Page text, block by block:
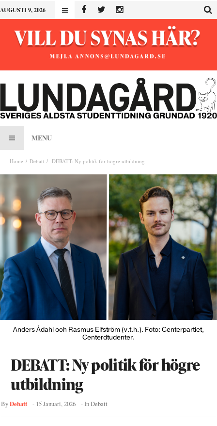
AUGUSTI 9, 2026
MENU
Home Debatt DEBATT: Ny politik för högre utbildning
Anders Ådahl och Rasmus Elfström (v.t.h.). Foto: Centerpartiet,
Centerdtudenter.
DEBATT: Ny politik för högre
utbildning
ByDebatt - 15 Januari, 2026 - InDebatt